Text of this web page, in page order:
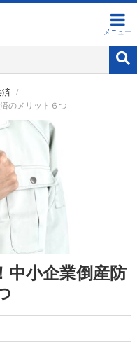
済
のメリット６つ
中小企業倒産防